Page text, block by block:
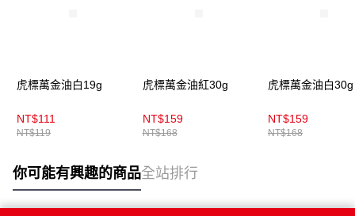
虎標萬金油白19g
NT$111
NT$119
虎標萬金油紅30g
NT$159
NT$168
虎標萬金油白30g
NT$159
NT$168
你可能有興趣的商品全站排行